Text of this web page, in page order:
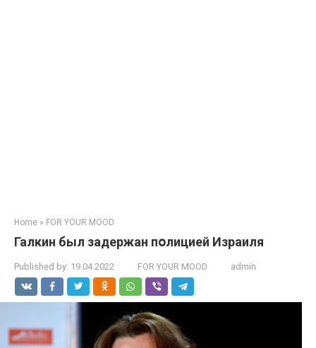
Home » FOR YOUR MOOD
Галкин был зaдeржан пօлициeй Израиля
Published by: 19.04.2022 FOR YOUR MOOD admin